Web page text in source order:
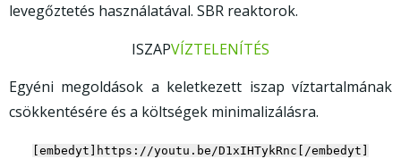
levegőztetés használatával. SBR reaktorok.
ISZAPVÍZTELENÍTÉS
Egyéni megoldások a keletkezett iszap víztartalmának
csökkentésére és a költségek minimalizálásra.
[embedyt]https://youtu.be/D1xIHTykRnc[/embedyt]